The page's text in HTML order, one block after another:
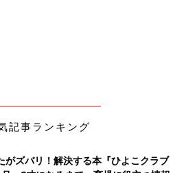
記事ランキング
がズバリ！解決する本『ひよこクラブ